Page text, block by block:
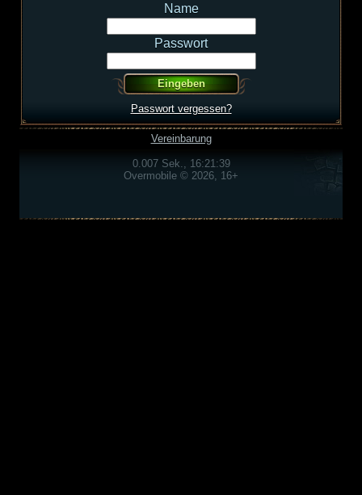
Name
Passwort
Passwort vergessen?
Vereinbarung
0.007 Sek., 16:21:39
Overmobile © 2026, 16+